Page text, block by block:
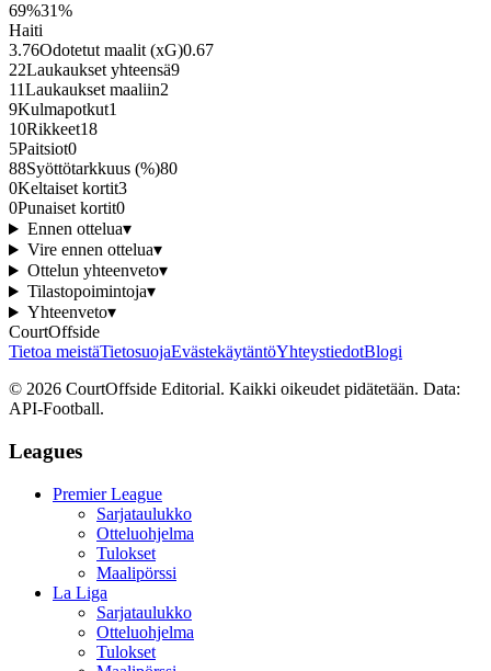
69%31%
Haiti
3.76Odotetut maalit (xG)0.67
22Laukaukset yhteensä9
11Laukaukset maaliin2
9Kulmapotkut1
10Rikkeet18
5Paitsiot0
88Syöttötarkkuus (%)80
0Keltaiset kortit3
0Punaiset kortit0
Ennen ottelua▾
Vire ennen ottelua▾
Ottelun yhteenveto▾
Tilastopoimintoja▾
Yhteenveto▾
CourtOffside
Tietoa meistäTietosuojaEvästekäytäntöYhteystiedotBlogi
© 2026 CourtOffside Editorial. Kaikki oikeudet pidätetään. Data:
API-Football.
Leagues
Premier League
Sarjataulukko
Otteluohjelma
Tulokset
Maalipörssi
La Liga
Sarjataulukko
Otteluohjelma
Tulokset